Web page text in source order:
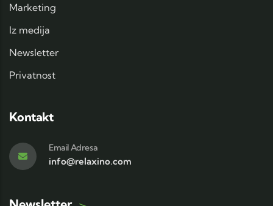
Marketing
Iz medija
Newsletter
Privatnost
Kontakt
Email Adresa
info@relaxino.com